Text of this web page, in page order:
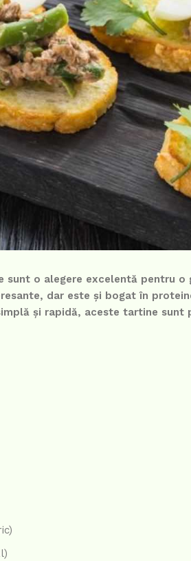
o alegere excelentă pentru
dar este și bogat în
și rapidă, aceste tartine